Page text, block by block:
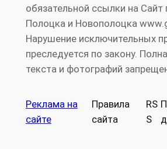
обязательной ссылки на Сайт
Полоцка и Новополоцка
Нарушение исключительных
преследуется по закону.
текста и фотографий
Реклама на
сайте
Правила
сайта
RS
S